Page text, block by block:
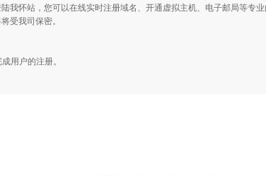
我怀站，您可以在线实时注册域名、开通虚拟主机、电子邮局等专
受我司保密。
用户的注册。